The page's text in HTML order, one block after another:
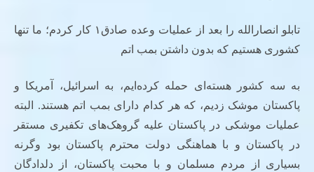
تابلو انصارالله را بعد از عملیات وعده صادق۱ کار کردم؛ ما تنها
کشوری هستیم که بدون داشتن بمب اتم
به سه کشور هسته‌ای حمله کرده‌ایم، به اسرائیل، آمریکا و
پاکستان موشک زدیم، که هر کدام دارای بمب اتم هستند. البته
عملیات موشکی در پاکستان علیه گروهک‌های تکفیری مستقر
در پاکستان و با هماهنگی دولت محترم پاکستان بود وگرنه
بسیاری از مردم مسلمان و با محبت پاکستان، از دلدادگان